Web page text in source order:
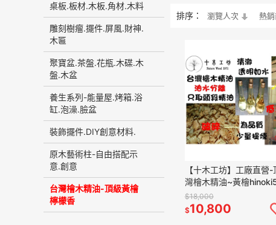
桌板.板材.木板.角材.木料
雕刻樹瘤.擺件.屏風.財神.
木匾
聚寶盆.茶盤.花瓶.木碟.木
盤.木盆
養生系列-能量屋.烤箱.浴
缸.泡澡.臉盆
裝飾擺件.DIY創意材料.
原木藝術柱-自由搭配示
意.創意
台灣檜木精油-頂級黃檜
檸檬香
排序： 瀏覽人次 熱
【十木工坊】工廠直營-
灣檜木精油~黃檜
(水蒸餾.古法煉製)-您自
小瓶裝更划算
$18,000
$10,800